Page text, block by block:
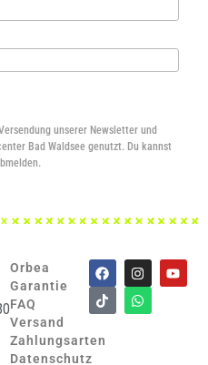
unserer Newsletter und
Bad Waldsee genutzt. Du kannst
Orbea
Garantie
FAQ
Versand
Zahlungsarten
Datenschutz